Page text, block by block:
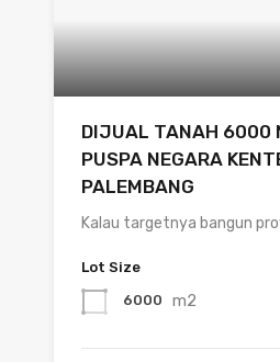
DIJUAL TANAH 6000
PUSPA NEGARA
PALEMBANG
Kalau targetnya bangun
Lot Size
6000 m2